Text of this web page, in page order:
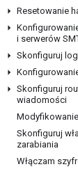
Resetowanie
i serwerów
Skonfiguruj
Skonfiguruj
wiadomości
Skonfiguruj
zarabiania
Włączam